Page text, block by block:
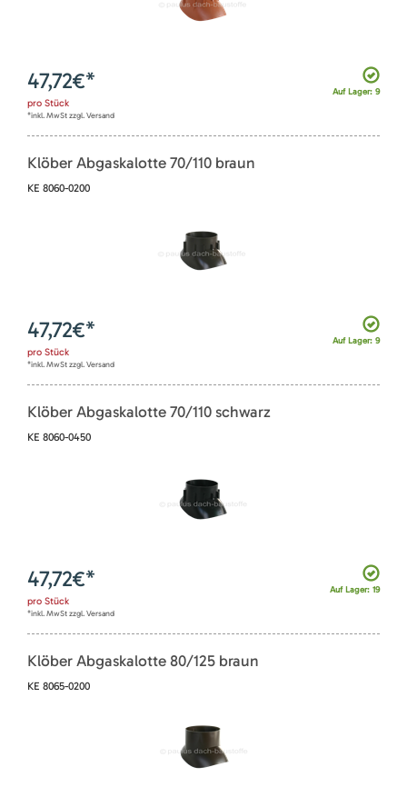
Auf Lager: 9
47,72€*
pro Stück
*inkl. MwSt zzgl. Versand
Klöber Abgaskalotte 70/110 braun
KE 8060-0200
Auf Lager: 9
47,72€*
pro Stück
*inkl. MwSt zzgl. Versand
Klöber Abgaskalotte 70/110 schwarz
KE 8060-0450
Auf Lager: 19
47,72€*
pro Stück
*inkl. MwSt zzgl. Versand
Klöber Abgaskalotte 80/125 braun
KE 8065-0200